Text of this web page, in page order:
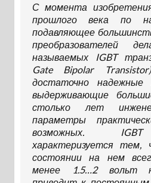
С момента
прошлого века по
подавляющее
преобразователей
называемых IGBT
Gate Bipolar
достаточно надежные
выдерживающие
столько лет
параметры
возможных.
характеризуется
состоянии на нем
менее 1.5…2 вольт